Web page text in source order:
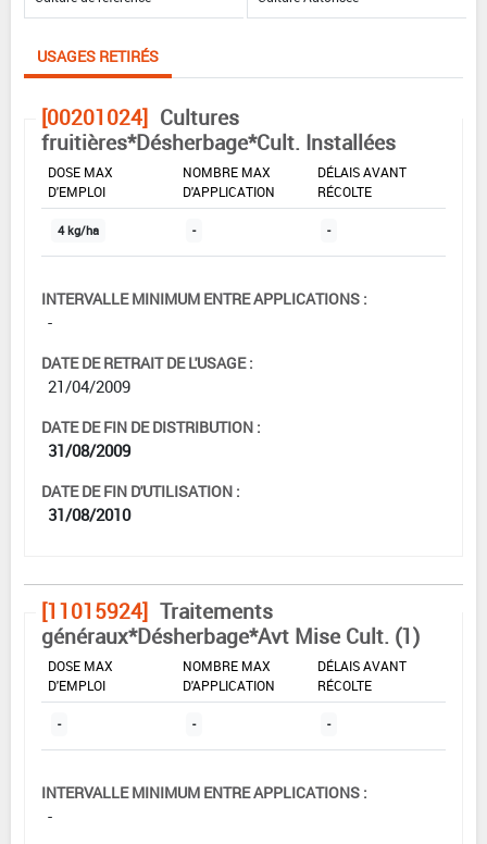
USAGES RETIRÉS
[00201024] Cultures
fruitières*Désherbage*Cult. Installées
DOSE MAX
D'EMPLOI
NOMBRE MAX
D'APPLICATION
DÉLAIS AVANT
RÉCOLTE
4 kg/ha - -
INTERVALLE MINIMUM ENTRE APPLICATIONS :
-
DATE DE RETRAIT DE L'USAGE :
21/04/2009
DATE DE FIN DE DISTRIBUTION :
31/08/2009
DATE DE FIN D'UTILISATION :
31/08/2010
[11015924] Traitements
généraux*Désherbage*Avt Mise Cult. (1)
DOSE MAX
D'EMPLOI
NOMBRE MAX
D'APPLICATION
DÉLAIS AVANT
RÉCOLTE
- - -
INTERVALLE MINIMUM ENTRE APPLICATIONS :
-